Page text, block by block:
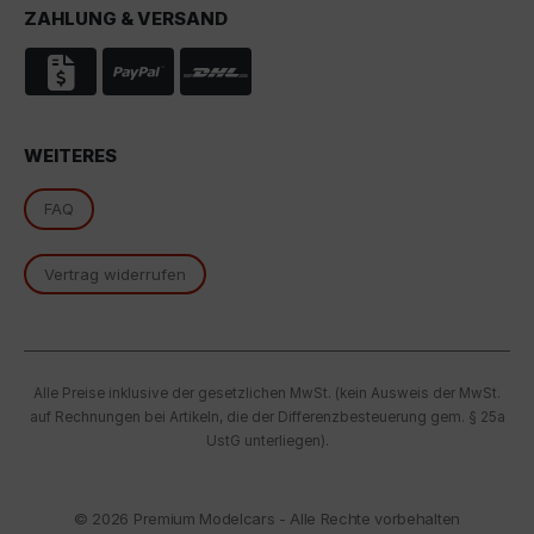
ZAHLUNG & VERSAND
WEITERES
FAQ
Vertrag widerrufen
Alle Preise inklusive der gesetzlichen MwSt. (kein Ausweis der MwSt.
auf Rechnungen bei Artikeln, die der Differenzbesteuerung gem. § 25a
UstG unterliegen).
© 2026 Premium Modelcars - Alle Rechte vorbehalten
essenzielle Cookies akzeptieren" klicken, findet die